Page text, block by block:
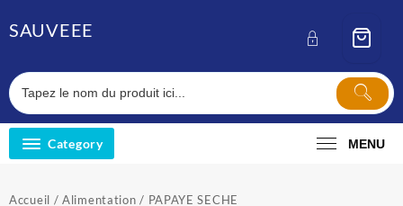
toSAUVEEE
Category MENU
Accueil /Alimentation / PAPAYE SECHE